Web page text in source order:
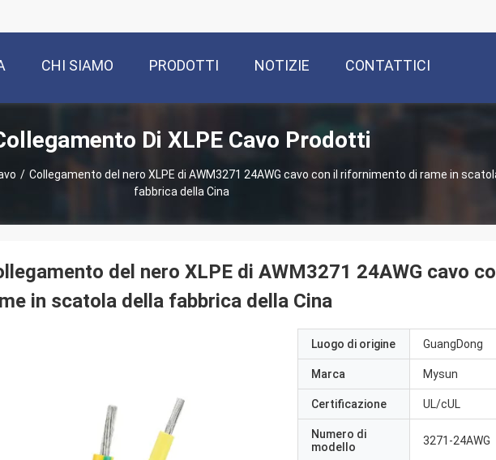
CHI SIAMO PRODOTTI NOTIZIE CONTATTICI
Di XLPE Cavo Prodotti
/ Collegamento del nero XLPE di AWM3271 24AWG cavo con il rifornimento di rame in
fabbrica della Cina
del nero XLPE di AWM3271 24AWG cavo
in scatola della fabbrica della Cina
Luogo di origine GuangDong
Marca Mysun
Certificazione UL/cUL
Numero di
modello
3271-24AWG